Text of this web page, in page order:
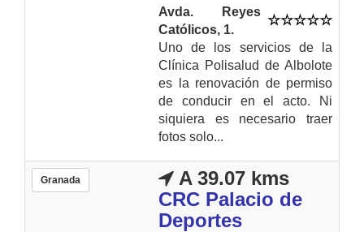
Avda. Reyes
Católicos, 1.
Uno de los servicios de la
Clínica Polisalud de Albolote
es la renovación de permiso
de conducir en el acto. Ni
siquiera es necesario traer
fotos solo...
Granada
A 39.07 kms
CRC Palacio de
Deportes